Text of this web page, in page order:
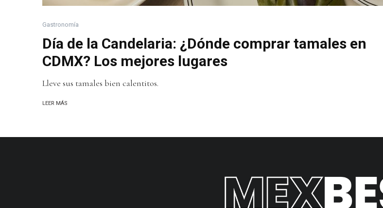
Gastronomía
Día de la Candelaria: ¿Dónde comprar tamales en
CDMX? Los mejores lugares
Lleve sus tamales bien calentitos.
LEER MÁS